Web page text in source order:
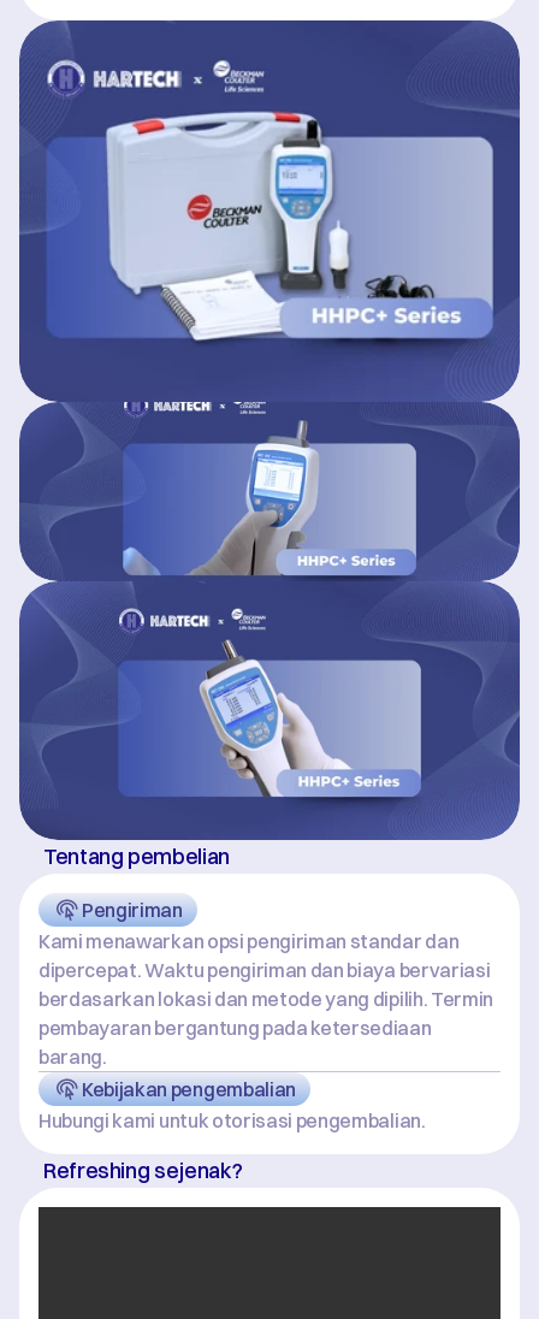
Tentang pembelian
Pengiriman
Kami menawarkan opsi pengiriman standar dan
dipercepat. Waktu pengiriman dan biaya bervariasi
berdasarkan lokasi dan metode yang dipilih. Termin
pembayaran bergantung pada ketersediaan
barang.
Kebijakan pengembalian
Hubungi kami untuk otorisasi pengembalian.
Refreshing sejenak?